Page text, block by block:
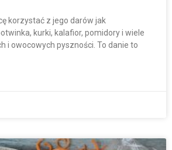
korzystać z jego darów jak
kurki, kalafior, pomidory i wiele
i owocowych pyszności. To danie to